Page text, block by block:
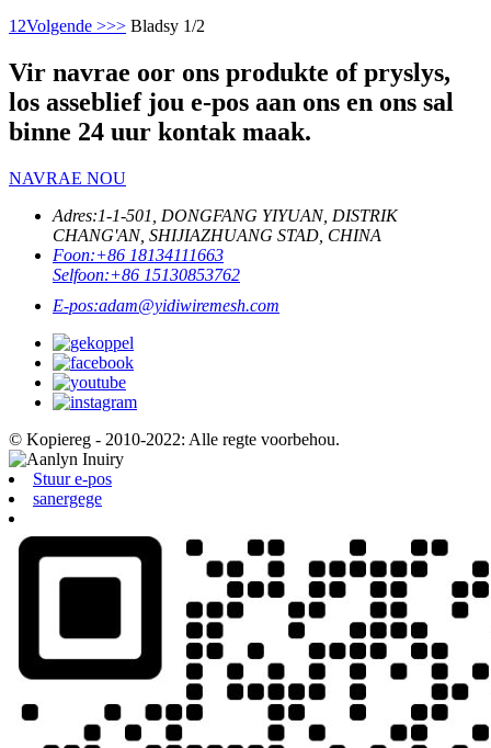
1 2Volgende >>> Bladsy 1/2
Vir navrae oor ons produkte of pryslys,
los asseblief jou e-pos aan ons en ons sal
binne 24 uur kontak maak.
NAVRAE NOU
Adres:1-1-501, DONGFANG YIYUAN, DISTRIK
CHANG'AN, SHIJIAZHUANG STAD, CHINA
Foon:+86 18134111663
Selfoon:+86 15130853762
E-pos:adam@yidiwiremesh.com
© Kopiereg - 2010-2022: Alle regte voorbehou.
Stuur e-pos
sanergege